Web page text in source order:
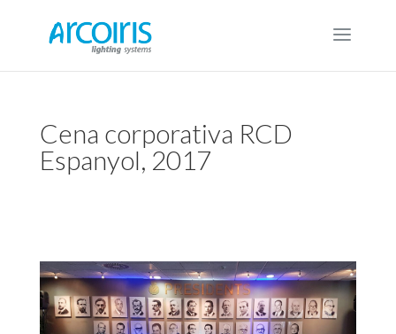
Cena corporativa RCD
Espanyol, 2017